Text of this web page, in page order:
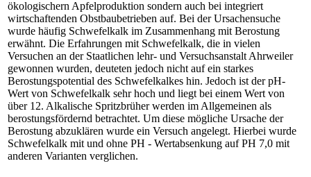
ökologischern Apfelproduktion sondern auch bei integriert
wirtschaftenden Obstbaubetrieben auf. Bei der Ursachensuche
wurde häufig Schwefelkalk im Zusammenhang mit Berostung
erwähnt. Die Erfahrungen mit Schwefelkalk, die in vielen
Versuchen an der Staatlichen lehr- und Versuchsanstalt Ahrweiler
gewonnen wurden, deuteten jedoch nicht auf ein starkes
Berostungspotential des Schwefelkalkes hin. Jedoch ist der pH-
Wert von Schwefelkalk sehr hoch und liegt bei einem Wert von
über 12. Alkalische Spritzbrüher werden im Allgemeinen als
berostungsfördernd betrachtet. Um diese mögliche Ursache der
Berostung abzuklären wurde ein Versuch angelegt. Hierbei wurde
Schwefelkalk mit und ohne PH - Wertabsenkung auf PH 7,0 mit
anderen Varianten verglichen.